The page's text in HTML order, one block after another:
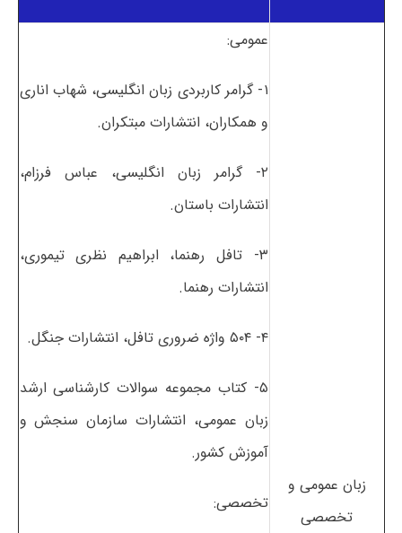
زبان عمومی و
تخصصی
عمومی:
۱- گرامر کاربردی زبان انگلیسی، شهاب اناری
و همکاران، انتشارات مبتکران.
۲- گرامر زبان انگلیسی، عباس فرزام،
انتشارات باستان.
۳- تافل رهنما، ابراهیم نظری تیموری،
انتشارات رهنما.
۴- ۵۰۴ واژه ضروری تافل، انتشارات جنگل.
۵- کتاب مجموعه سوالات کارشناسی ارشد
زبان عمومی، انتشارات سازمان سنجش و
آموزش کشور.
تخصصی: